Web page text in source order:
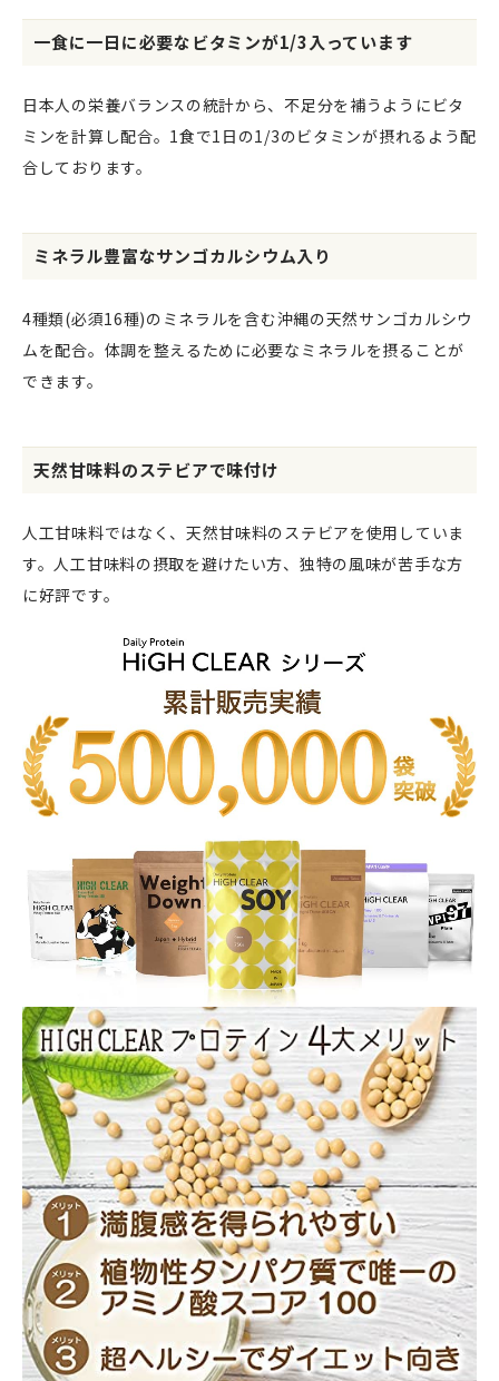
一食に一日に必要なビタミンが1/3入っています
日本人の栄養バランスの統計から、不足分を補うようにビタ
ミンを計算し配合。1食で1日の1/3のビタミンが摂れるよう配
合しております。
ミネラル豊富なサンゴカルシウム入り
4種類(必須16種)のミネラルを含む沖縄の天然サンゴカルシウ
ムを配合。体調を整えるために必要なミネラルを摂ることが
できます。
天然甘味料のステビアで味付け
人工甘味料ではなく、天然甘味料のステビアを使用していま
す。人工甘味料の摂取を避けたい方、独特の風味が苦手な方
に好評です。